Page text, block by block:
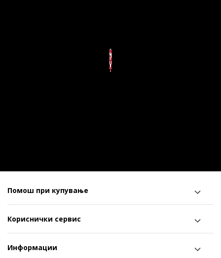
Помош при купување
Кориснички сервис
Информации